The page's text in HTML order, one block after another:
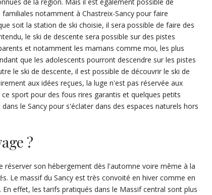
notamment à Chastreix-Sancy pour faire
soit la station de ski choisie, il sera possible de faire des
le ski de descente sera possible sur des pistes
et notamment les mamans comme moi, les plus
que les adolescents pourront descendre sur les pistes
le ski de descente, il est possible de découvrir le ski de
aux idées reçues, la luge n'est pas réservée aux
sport pour des fous rires garantis et quelques petits
le Sancy pour s'éclater dans des espaces naturels hors
?
son hébergement dès l'automne voire même à la
Le massif du Sancy est très convoité en hiver comme en
effet, les tarifs pratiqués dans le Massif central sont plus